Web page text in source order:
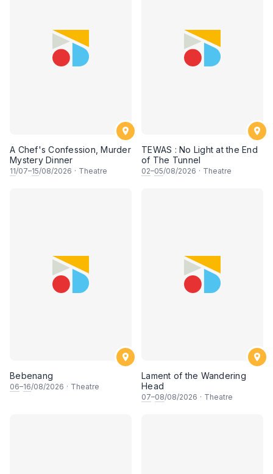
A Chef's Confession, Murder
Mystery Dinner
11/07–15/08/2026 · Theatre
TEWAS : No Light at the End
of The Tunnel
02–05/08/2026 · Theatre
Bebenang
06–16/08/2026 · Theatre
Lament of the Wandering
Head
07–08/08/2026 · Theatre